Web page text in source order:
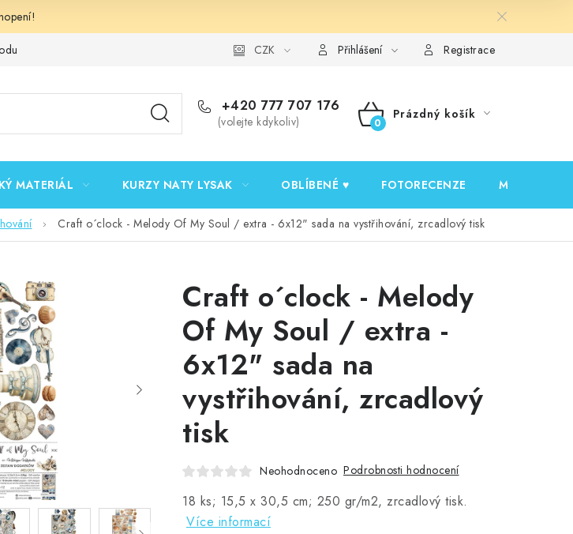
Podmínky ochrany osobních údajů Ověřování recenzí
CZK Přihlášení Registrace
+420 777 707 176
(volejte kdykoliv)
NÁKUPNÍ
Prázdný košík
MATERIÁL KURZY NATY LYSAK OBLÍBENÉ ♥️ FOTORECENZE MOJE
Craft o´clock - Melody Of My Soul / extra - 6x12" sada na vystřihování, zrcadlový tisk
Craft o´clock - Melody
Of My Soul / extra -
6x12" sada na
vystřihování, zrcadlový
tisk
Neohodnoceno Podrobnosti hodnocení
18 ks; 15,5 x 30,5 cm; 250 gr/m2, zrcadlový tisk.
Více informací